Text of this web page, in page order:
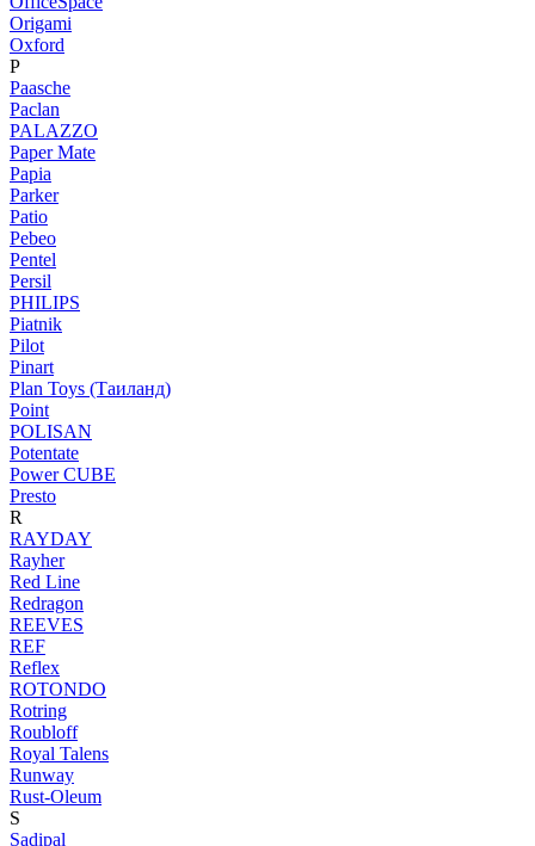
Origami
Oxford
P
Paasche
Paclan
PALAZZO
Paper Mate
Papia
Parker
Patio
Pebeo
Pentel
Persil
PHILIPS
Piatnik
Pilot
Pinart
Plan Toys (Таиланд)
Point
POLISAN
Potentate
Power CUBE
Presto
R
RAYDAY
Rayher
Red Line
Redragon
REEVES
REF
Reflex
ROTONDO
Rotring
Roubloff
Royal Talens
Runway
Rust-Oleum
S
Sadipal